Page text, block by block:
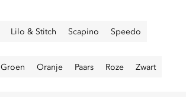
Lilo & Stitch Scapino Speedo
Groen Oranje Paars Roze Zwart